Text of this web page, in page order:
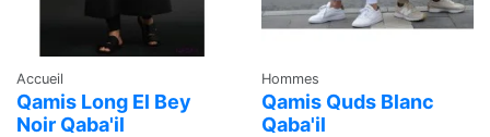
Accueil
Qamis Long El Bey
Noir Qaba'il
Hommes
Qamis Quds Blanc
Qaba'il